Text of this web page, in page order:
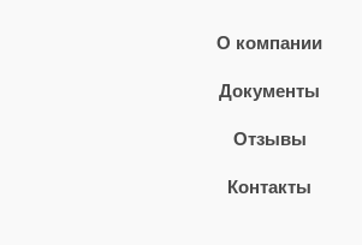
О компании
Документы
Отзывы
Контакты